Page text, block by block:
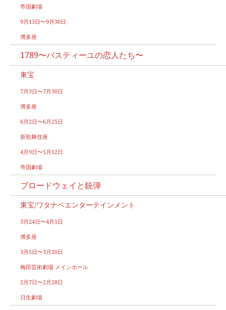
帝国劇場
9月13日〜9月30日
博多座
1789〜バスティーユの恋人たち〜
東宝
7月3日〜7月30日
博多座
6月2日〜6月25日
新歌舞伎座
4月9日〜5月12日
帝国劇場
ブロードウェイと銃弾
東宝/ワタナベエンターテインメント
3月24日〜4月1日
博多座
3月5日〜3月20日
梅田芸術劇場 メインホール
2月7日〜2月28日
日生劇場